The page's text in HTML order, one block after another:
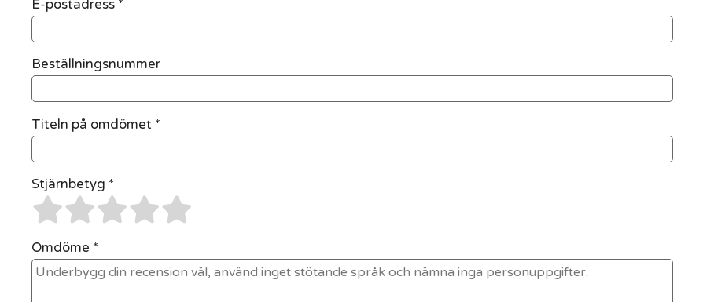
E-postadress *
Beställningsnummer
Titeln på omdömet *
Stjärnbetyg *
Omdöme *